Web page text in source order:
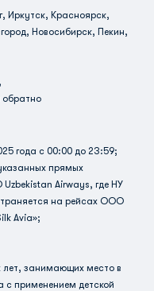
Иркутск, Красноярск,
Новосибирск, Пекин,
года с 00:00 до 23:59;
прямых
Airways, где HY
на рейсах ООО
Avia»;
лет, занимающих место в
с применением детской